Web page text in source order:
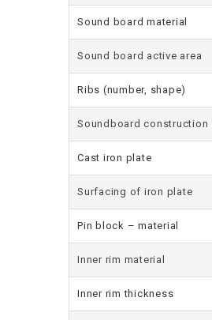
Sound board material
Sound board active area
Ribs (number, shape)
Soundboard construction
Cast iron plate
Surfacing of iron plate
Pin block – material
Inner rim material
Inner rim thickness